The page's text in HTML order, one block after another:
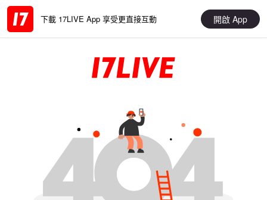
下載 17LIVE App 享受更直接互動 開啟 App